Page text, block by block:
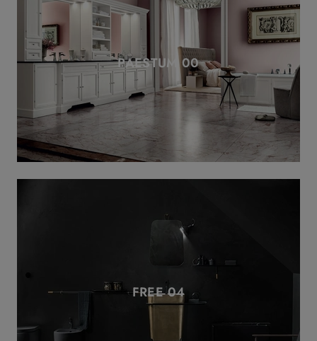
PAESTUM 00
FREE 04